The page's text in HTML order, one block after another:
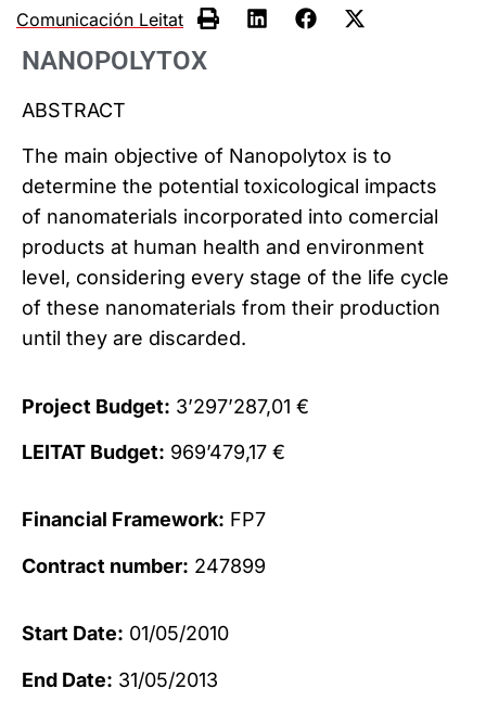
Comunicación Leitat
NANOPOLYTOX
ABSTRACT
The main objective of Nanopolytox is to
determine the potential toxicological impacts
of nanomaterials incorporated into comercial
products at human health and environment
level, considering every stage of the life cycle
of these nanomaterials from their production
until they are discarded.
Project Budget: 3’297’287,01 €
LEITAT Budget: 969’479,17 €
Financial Framework: FP7
Contract number: 247899
Start Date: 01/05/2010
End Date: 31/05/2013